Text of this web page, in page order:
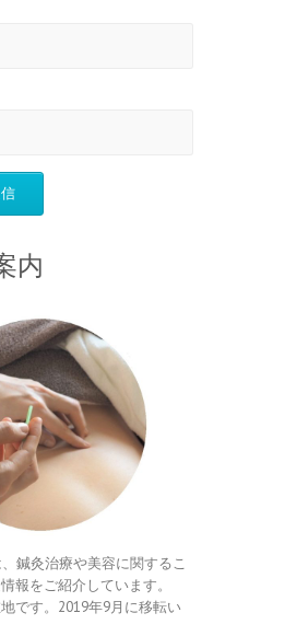
内
鍼灸治療や美容に関するこ
報をご紹介しています。
地です。2019年9月に移転い